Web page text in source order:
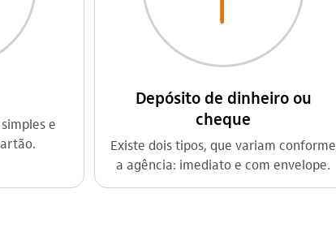
e
Depósito de dinheiro ou
cheque
Existe dois tipos, que variam conforme
a agência: imediato e com envelope.